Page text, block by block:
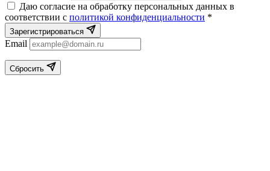
Даю согласие на обработку персональных данных в
соответствии с политикой конфиденциальности *
Зарегистрироваться
Email
Сбросить